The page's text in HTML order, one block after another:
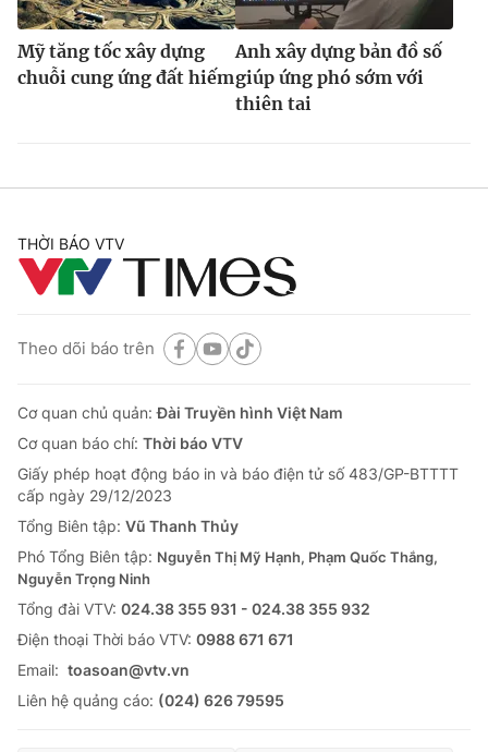
Mỹ tăng tốc xây dựng
chuỗi cung ứng đất hiếm
Anh xây dựng bản đồ số
giúp ứng phó sớm với
thiên tai
THỜI BÁO VTV
Theo dõi báo trên
Cơ quan chủ quản:Đài Truyền hình Việt Nam
Cơ quan báo chí: Thời báo VTV
Giấy phép hoạt động báo in và báo điện tử số 483/GP-BTTTT
cấp ngày 29/12/2023
Tổng Biên tập: Vũ Thanh Thủy
Phó Tổng Biên tập: Nguyễn Thị Mỹ Hạnh, Phạm Quốc Thắng,
Nguyễn Trọng Ninh
Tổng đài VTV: 024.38 355 931 - 024.38 355 932
Ðiện thoại Thời báo VTV: 0988 671 671
Email: toasoan@vtv.vn
Liên hệ quảng cáo: (024) 626 79595